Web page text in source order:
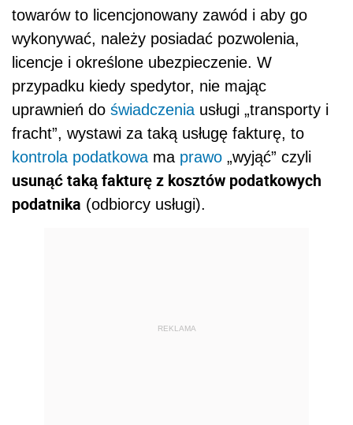
towarów to licencjonowany zawód i aby go
wykonywać, należy posiadać pozwolenia,
licencje i określone ubezpieczenie. W
przypadku kiedy spedytor, nie mając
uprawnień do świadczenia usługi „transporty i
fracht”, wystawi za taką usługę fakturę, to
kontrola podatkowa ma prawo „wyjąć” czyli
usunąć taką fakturę z kosztów podatkowych
podatnika (odbiorcy usługi).
REKLAMA